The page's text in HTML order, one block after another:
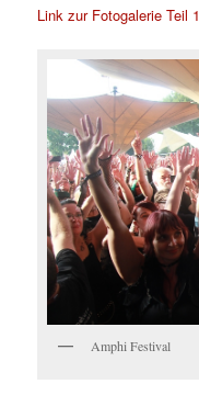
Link zur Fotogalerie Teil 1
Amphi Festival